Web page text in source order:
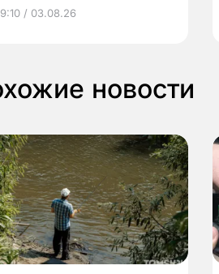
призы
/ 03.08.26
новости